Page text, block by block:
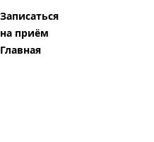
Записаться
на приём
Главная